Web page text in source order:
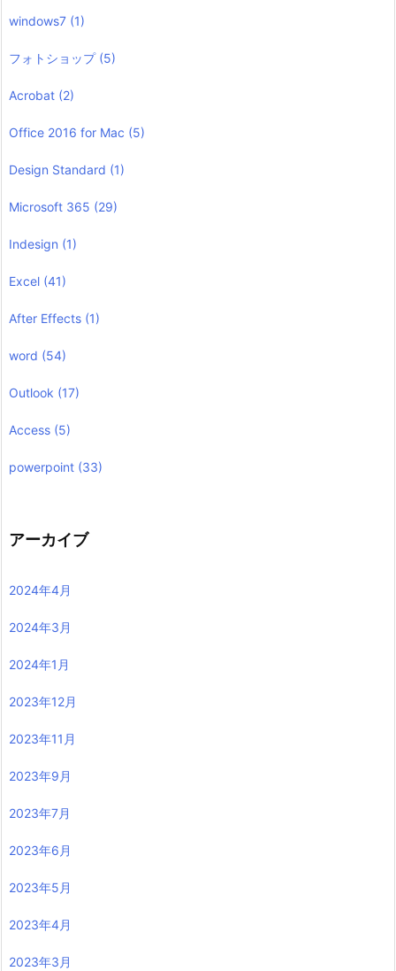
windows7 (1)
フォトショップ (5)
Acrobat (2)
Office 2016 for Mac (5)
Design Standard (1)
Microsoft 365 (29)
Indesign (1)
Excel (41)
After Effects (1)
word (54)
Outlook (17)
Access (5)
powerpoint (33)
アーカイブ
2024年4月
2024年3月
2024年1月
2023年12月
2023年11月
2023年9月
2023年7月
2023年6月
2023年5月
2023年4月
2023年3月